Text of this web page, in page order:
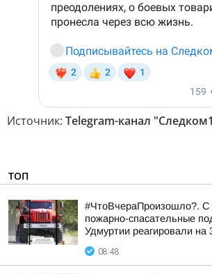
Источник: Telegram-канал
ТОП
#ЧтоВчераПроизошло?. С
пожарно-спасательные
Удмуртии реагировали на
08:48